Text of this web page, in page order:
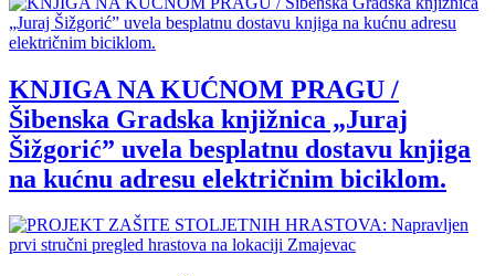
KNJIGA NA KUĆNOM PRAGU /
Šibenska Gradska knjižnica „Juraj
Šižgorić” uvela besplatnu dostavu knjiga
na kućnu adresu električnim biciklom.